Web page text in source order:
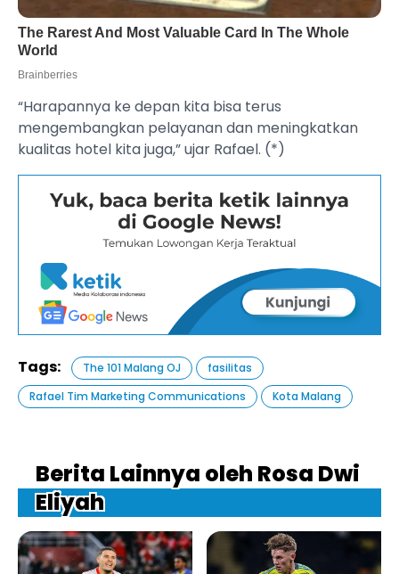
“Harapannya ke depan kita bisa terus
mengembangkan pelayanan dan meningkatkan
kualitas hotel kita juga,” ujar Rafael. (*)
Tags: The 101 Malang OJ
fasilitas
Rafael Tim Marketing Communications
Kota Malang
Berita Lainnya oleh Rosa Dwi
Eliyah